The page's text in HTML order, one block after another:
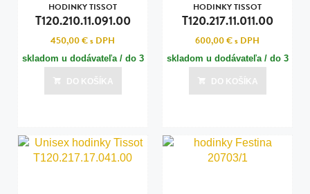
HODINKY TISSOT
T120.210.11.091.00
450,00 €s DPH
skladom u dodávateľa / do 3
dní
Posledná aktualizácia dnes o 15:00
DO KOŠÍKA
HODINKY TISSOT
T120.217.11.011.00
600,00 €s DPH
skladom u dodávateľa / do 3
dní
Posledná aktualizácia dnes o 15:00
DO KOŠÍKA